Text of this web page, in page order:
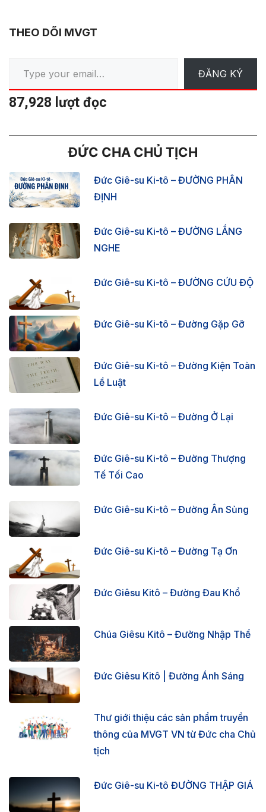
THEO DÕI MVGT
ĐĂNG KÝ
87,928 lượt đọc
ĐỨC CHA CHỦ TỊCH
Đức Giê-su Ki-tô – ĐƯỜNG PHÂN
ĐỊNH
Đức Giê-su Ki-tô – ĐƯỜNG LẮNG
NGHE
Đức Giê-su Ki-tô – ĐƯỜNG CỨU ĐỘ
Đức Giê-su Ki-tô – Đường Gặp Gỡ
Đức Giê-su Ki-tô – Đường Kiện Toàn
Lề Luật
Đức Giê-su Ki-tô – Đường Ở Lại
Đức Giê-su Ki-tô – Đường Thượng
Tế Tối Cao
Đức Giê-su Ki-tô – Đường Ân Sủng
Đức Giê-su Ki-tô – Đường Tạ Ơn
Đức Giêsu Kitô – Đường Đau Khổ
Chúa Giêsu Kitô – Đường Nhập Thể
Đức Giêsu Kitô | Đường Ánh Sáng
Thư giới thiệu các sản phẩm truyền
thông của MVGT VN từ Đức cha Chủ
tịch
Đức Giê-su Ki-tô ĐƯỜNG THẬP GIÁ